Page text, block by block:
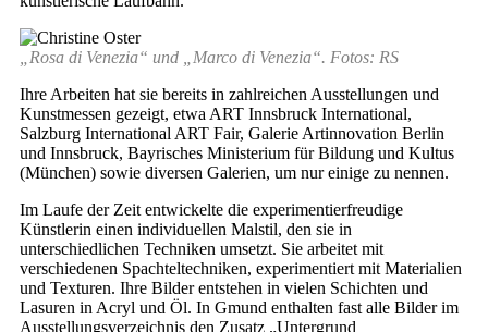
„Rosa di Venezia“ und „Marco di Venezia“. Fotos: RS
Ihre Arbeiten hat sie bereits in zahlreichen Ausstellungen und
Kunstmessen gezeigt, etwa ART Innsbruck International,
Salzburg International ART Fair, Galerie Artinnovation Berlin
und Innsbruck, Bayrisches Ministerium für Bildung und Kultus
(München) sowie diversen Galerien, um nur einige zu nennen.
Im Laufe der Zeit entwickelte die experimentierfreudige
Künstlerin einen individuellen Malstil, den sie in
unterschiedlichen Techniken umsetzt. Sie arbeitet mit
verschiedenen Spachteltechniken, experimentiert mit Materialien
und Texturen. Ihre Bilder entstehen in vielen Schichten und
Lasuren in Acryl und Öl. In Gmund enthalten fast alle Bilder im
Ausstellungsverzeichnis den Zusatz „Untergrund